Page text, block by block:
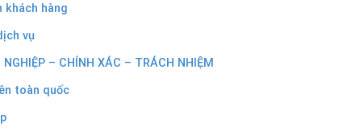
hàng
vụ
– CHÍNH XÁC – TRÁCH NHIỆM
toàn quốc